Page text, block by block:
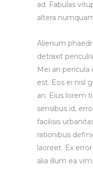
ad. Fabulas
altera
Alienum
detraxit
Mei an pericula
est. Eos ei nisl
an. Eius lorem
sensibus id,
facilisis
rationibus
laoreet. Ex
alia illum ea vim.